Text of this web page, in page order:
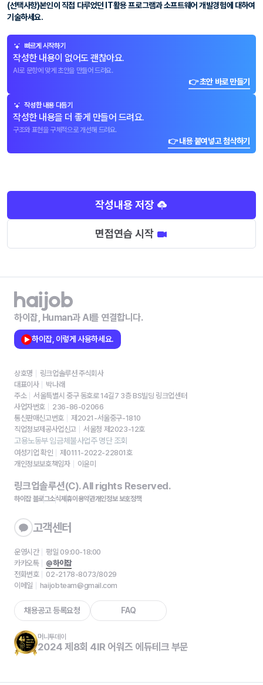
(선택사항)본인이 직접 다루었던 IT활용 프로그램과 소프트웨어 개발경험에 대하여
기술하세요.
빠르게 시작하기
작성한 내용이 없어도 괜찮아요.
AI로 문항에 맞게 초안을 만들어 드려요.
👉 초안 바로 만들기
작성한 내용 다듬기
작성한 내용을 더 좋게 만들어 드려요.
구조와 표현을 구체적으로 개선해 드려요.
👉 내용 붙여넣고 첨삭하기
작성내용 저장
면접연습 시작
하이잡, Human과 AI를 연결합니다.
하이잡, 이렇게 사용하세요.
상호명
링크업솔루션 주식회사
대표이사
박나래
주소
서울특별시 중구 동호로 14길7 3층 BS빌딩 링크업센터
사업자번호
236-86-02066
통신판매신고번호
제2021-서울중구-1810
직업정보제공사업신고
서울청 제2023-12호
고용노동부 임금체불사업주 명단 조회
여성기업 확인
제0111-2022-22801호
개인정보보호책임자
이윤미
링크업솔루션(C). All rights Reserved.
하이잡 블로그소식제휴이용약관개인정보 보호정책
고객센터
운영시간
평일 09:00-18:00
카카오톡
@하이잡
전화번호
02-2178-8073/8029
이메일
haijobteam@gmail.com
채용공고 등록요청 FAQ
머니투데이
2024 제8회 4IR 어워즈 에듀테크 부문